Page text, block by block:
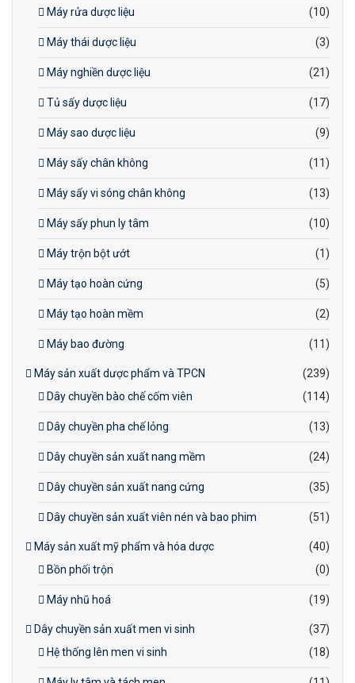
Máy rửa dược liệu (10)
Máy thái dược liệu (3)
Máy nghiền dược liệu (21)
Tủ sấy dược liệu (17)
Máy sao dược liệu (9)
Máy sấy chân không (11)
Máy sấy vi sóng chân không (13)
Máy sấy phun ly tâm (10)
Máy trộn bột ướt (1)
Máy tạo hoàn cứng (5)
Máy tạo hoàn mềm (2)
Máy bao đường (11)
Máy sản xuất dược phẩm và TPCN
(239)
Dây chuyền bào chế cốm viên
(114)
Dây chuyền pha chế lỏng (13)
Dây chuyền sản xuất nang mềm (24)
Dây chuyền sản xuất nang cứng (35)
Dây chuyền sản xuất viên nén và bao phim (51)
Máy sản xuất mỹ phẩm và hóa dược
(40)
Bồn phối trộn
(0)
Máy nhũ hoá (19)
Dây chuyền sản xuất men vi sinh
(37)
Hệ thống lên men vi sinh
(18)